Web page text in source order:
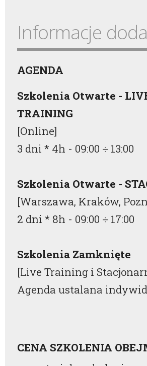
Informacje
AGENDA
Szkolenia Otwarte -
TRAINING
[Online]
3 dni * 4h - 09:00 ÷ 13:00
Szkolenia Otwarte -
[Warszawa, Kraków,
2 dni * 8h - 09:00 ÷ 17:00
Szkolenia Zamknięte
[Live Training i
Agenda ustalana
CENA SZKOLENIA